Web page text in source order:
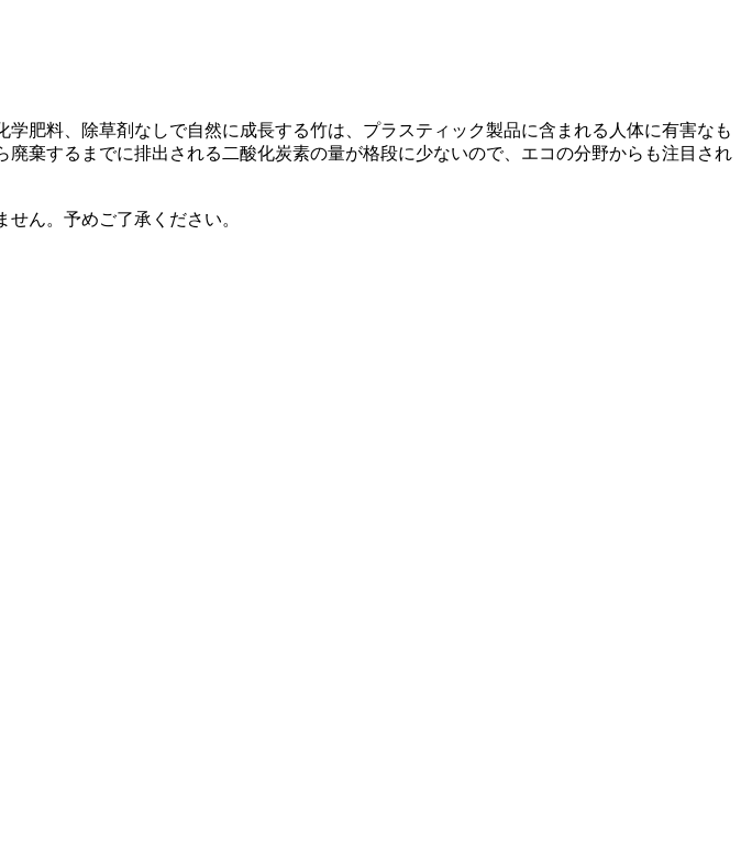
肥料、除草剤なしで自然に成長する竹は、プラスティック製品に含まれる人体に有害なも
棄するまでに排出される二酸化炭素の量が格段に少ないので、エコの分野からも注目され
ん。予めご了承ください。